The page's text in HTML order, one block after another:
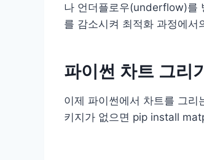
나 언더플로우(underflow)를
를 감소시켜 최적화 과정에
파이썬 차트 그리
이제 파이썬에서 차트를 그리
키지가 없으면 pip install